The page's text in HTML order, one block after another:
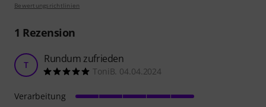
Bewertungsrichtlinien
1 Rezension
T Rundum zufrieden
ToniB. 04.04.2024
Verarbeitung